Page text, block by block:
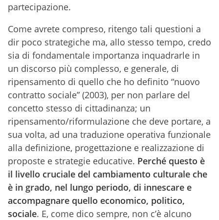
partecipazione.
Come avrete compreso, ritengo tali questioni a
dir poco strategiche ma, allo stesso tempo, credo
sia di fondamentale importanza inquadrarle in
un discorso più complesso, e generale, di
ripensamento di quello che ho definito “nuovo
contratto sociale” (2003), per non parlare del
concetto stesso di cittadinanza; un
ripensamento/riformulazione che deve portare, a
sua volta, ad una traduzione operativa funzionale
alla definizione, progettazione e realizzazione di
proposte e strategie educative. Perché questo è
il livello cruciale del cambiamento culturale che
è in grado, nel lungo periodo, di innescare e
accompagnare quello economico, politico,
sociale. E, come dico sempre, non c’è alcuno